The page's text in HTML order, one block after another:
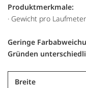
Produktmerkmale:
· Gewicht pro
Geringe
Gründen
Breite